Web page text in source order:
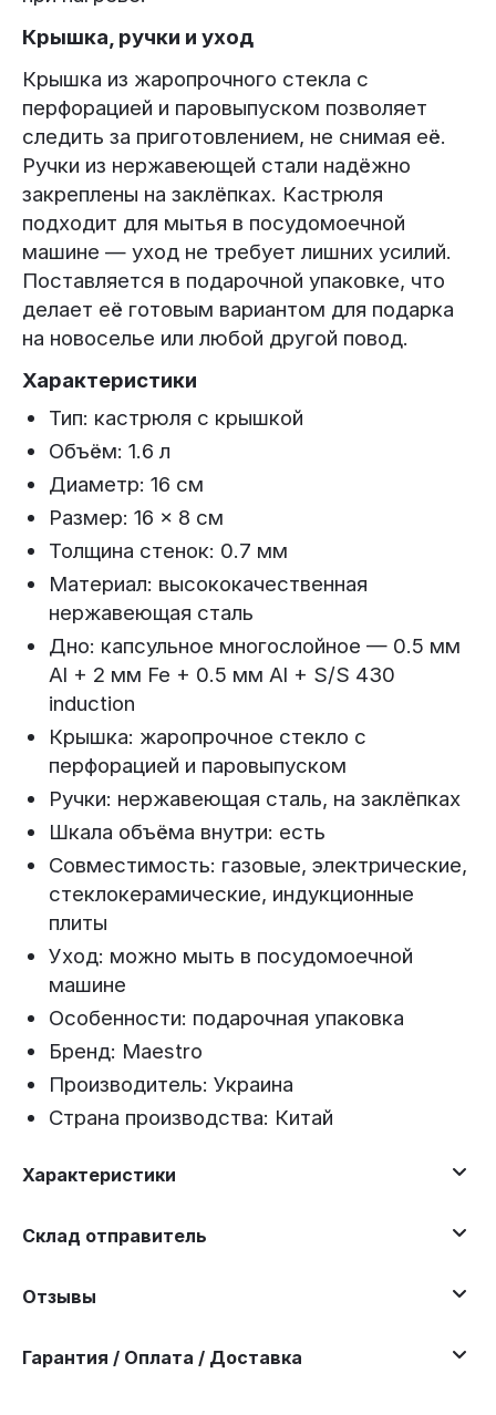
Крышка, ручки и уход
Крышка из жаропрочного стекла с
перфорацией и паровыпуском позволяет
следить за приготовлением, не снимая её.
Ручки из нержавеющей стали надёжно
закреплены на заклёпках. Кастрюля
подходит для мытья в посудомоечной
машине — уход не требует лишних усилий.
Поставляется в подарочной упаковке, что
делает её готовым вариантом для подарка
на новоселье или любой другой повод.
Характеристики
Тип: кастрюля с крышкой
Объём: 1.6 л
Диаметр: 16 см
Размер: 16 × 8 см
Толщина стенок: 0.7 мм
Материал: высококачественная
нержавеющая сталь
Дно: капсульное многослойное — 0.5 мм
Al + 2 мм Fe + 0.5 мм Al + S/S 430
induction
Крышка: жаропрочное стекло с
перфорацией и паровыпуском
Ручки: нержавеющая сталь, на заклёпках
Шкала объёма внутри: есть
Совместимость: газовые, электрические,
стеклокерамические, индукционные
плиты
Уход: можно мыть в посудомоечной
машине
Особенности: подарочная упаковка
Бренд: Maestro
Производитель: Украина
Страна производства: Китай
Характеристики
Склад отправитель
Отзывы
Гарантия / Оплата / Доставка